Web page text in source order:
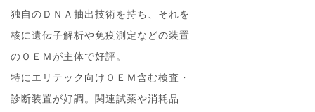
独自のＤＮＡ抽出技術を持ち、それを
核に遺伝子解析や免疫測定などの装置
のＯＥＭが主体で好評。
特にエリテック向けＯＥＭ含む検査・
診断装置が好調。関連試薬や消耗品